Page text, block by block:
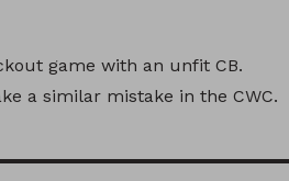
game with an unfit CB.
a similar mistake in the CWC.